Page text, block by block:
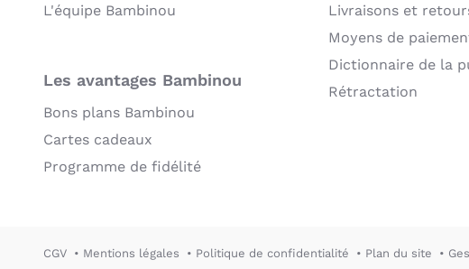
L'équipe Bambinou
Les avantages Bambinou
Bons plans Bambinou
Cartes cadeaux
Programme de fidélité
Livraisons et
Moyens de
Dictionnaire de la
Rétractation
CGV Mentions légales Politique de confidentialité Plan du site